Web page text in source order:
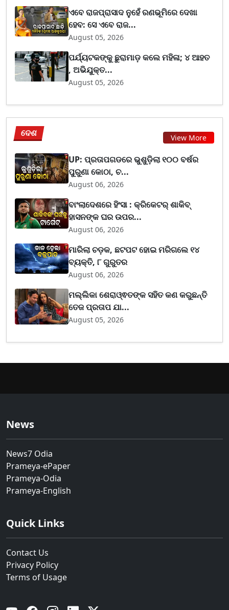
ଏବେ ରାଜପ୍ରାସାଦ ନୁହେଁ ରଣଭୂମିରେ ଦେଖା
ହେବ: ସେ ଏବେ ରାଜ...
August 05, 2026
ପର୍ଯ୍ୟଟକଙ୍କୁ ଛୁରାମାଡ଼ କଲେ ମହିଳା; ୪ ଆହତ
, ଅଭିଯୁକ୍ତ...
August 05, 2026
ଦେଶ View More
UP: ପ୍ରତାପଗଡରେ ଭୁଶୁଡ଼ିଲା ୧୦୦ ବର୍ଷର
ପୁରୁଣା କୋଠା, ଚ...
August 06, 2026
ବାଂଲାଦେଶରେ ହିଂସା : କ୍ରିକେଟର୍ ଶାକିବ୍
ହାସନଙ୍କ ଘର ଉପର...
August 06, 2026
ମାରିଲା ଚଡ଼କ, ଛଟପଟ ହୋଇ ମରିଗଲେ ୧୪
ବ୍ୟକ୍ତି, ୮ ଗୁରୁତର
August 06, 2026
ମଲ୍ଲିକା ଶେରାଓ୍ଵତଙ୍କ ସହିତ କଣ କରୁଛନ୍ତି
ତେଜ ପ୍ରତାପ ଯା...
August 05, 2026
News
News7 Odia
Prameya-ePaper
Prameya-Odia
Prameya-English
Quick Links
Contact Us
Privacy Policy
Terms of Usage
YouTube Facebook Instagram Linkedin